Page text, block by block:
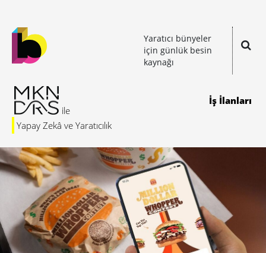
Yaratıcı bünyeler
için günlük besin
kaynağı
Yapay Zekâ ve Yaratıcılık
İş İlanları